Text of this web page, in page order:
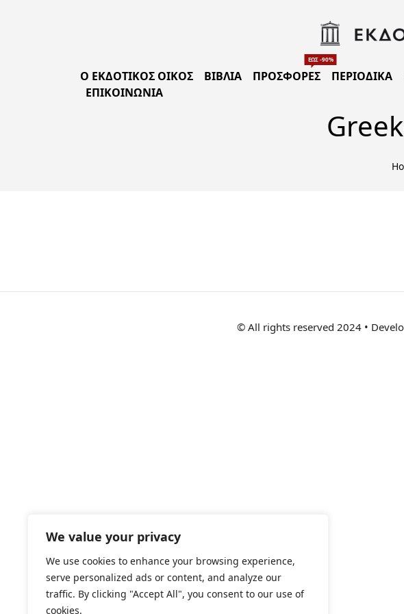
We value your privacy
We use cookies to enhance your browsing experience,
serve personalized ads or content, and analyze our
traffic. By clicking "Accept All", you consent to our use of
cookies.
Ο ΕΚΔΟΤΙΚΟΣ ΟΙΚΟΣ ΒΙΒΛΊΑ ΠΡΟΣΦΟΡΈΣ
ΈΩΣ -90%
ΠΕΡΙΟΔΙΚΑ
ΕΠΙΚΟΙΝΩΝΊΑ
© All rights reserved 2024 •